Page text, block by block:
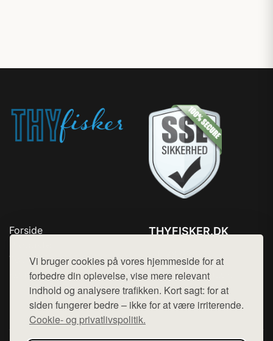
Vi bruger cookies på vores hjemmeside for at
forbedre din oplevelse, vise mere relevant
indhold og analysere trafikken. Kort sagt: for at
siden fungerer bedre – ikke for at være irriterende.
Cookie- og privatlivspolitik.
Forside
Top Rabatter
Kontakt
THYFISKER.DK
Mail: hej@want.dk
Cookie- og privatlivspolitik